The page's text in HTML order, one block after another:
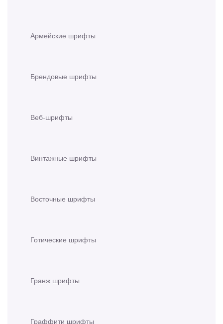
Армейские шрифты
Брендовые шрифты
Веб-шрифты
Винтажные шрифты
Восточные шрифты
Готические шрифты
Гранж шрифты
Граффити шрифты